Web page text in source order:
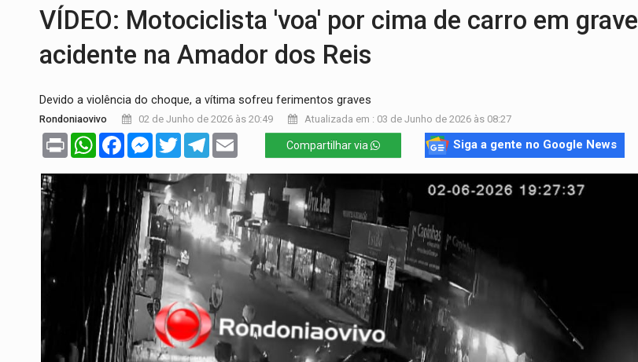
VÍDEO: Motociclista 'voa' por cima de carro em grave
acidente na Amador dos Reis
Devido a violência do choque, a vítima sofreu ferimentos graves
Rondoniaovivo 02 de Junho de 2026 às 20:49 Atualizada em : 03 de Junho de 2026 às 08:27
Print WhatsAppFacebookMessenger
TwitterTelegram Compartilhar via Siga a gente no Google News